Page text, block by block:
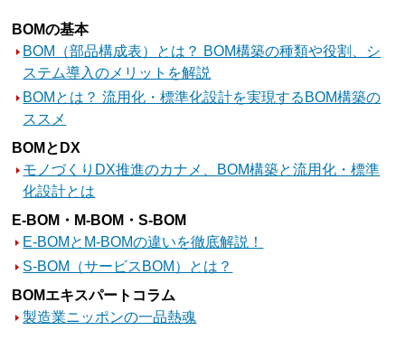
BOMの基本
BOM（部品構成表）とは？ BOM構築の種類や役割、シ
ステム導入のメリットを解説
BOMとは？ 流用化・標準化設計を実現するBOM構築の
ススメ
BOMとDX
モノづくりDX推進のカナメ、BOM構築と流用化・標準
化設計とは
E-BOM・M-BOM・S-BOM
E-BOMとM-BOMの違いを徹底解説！
S-BOM（サービスBOM）とは？
BOMエキスパートコラム
製造業ニッポンの一品熱魂